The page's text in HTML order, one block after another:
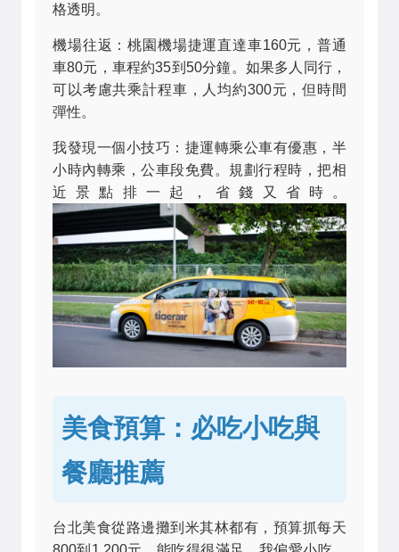
格透明。
機場往返：桃園機場捷運直達車160元，普通
車80元，車程約35到50分鐘。如果多人同行，
可以考慮共乘計程車，人均約300元，但時間
彈性。
我發現一個小技巧：捷運轉乘公車有優惠，半
小時內轉乘，公車段免費。規劃行程時，把相
近景點排一起，省錢又省時。
美食預算：必吃小吃與
餐廳推薦
台北美食從路邊攤到米其林都有，預算抓每天